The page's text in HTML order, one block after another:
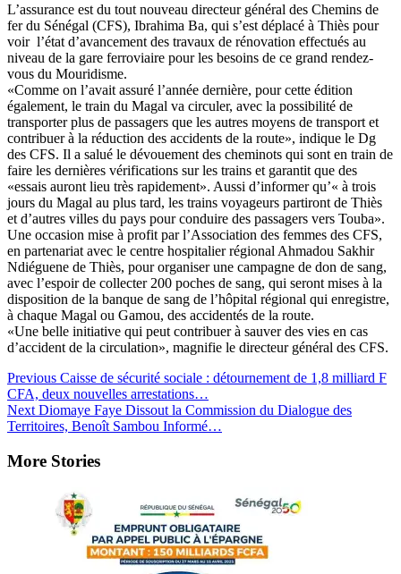
L’assurance est du tout nouveau directeur général des Chemins de
fer du Sénégal (CFS), Ibrahima Ba, qui s’est déplacé à Thiès pour
voir l’état d’avancement des travaux de rénovation effectués au
niveau de la gare ferroviaire pour les besoins de ce grand rendez-
vous du Mouridisme.
«Comme on l’avait assuré l’année dernière, pour cette édition
également, le train du Magal va circuler, avec la possibilité de
transporter plus de passagers que les autres moyens de transport et
contribuer à la réduction des accidents de la route», indique le Dg
des CFS. Il a salué le dévouement des cheminots qui sont en train de
faire les dernières vérifications sur les trains et garantit que des
«essais auront lieu très rapidement». Aussi d’informer qu’« à trois
jours du Magal au plus tard, les trains voyageurs partiront de Thiès
et d’autres villes du pays pour conduire des passagers vers Touba».
Une occasion mise à profit par l’Association des femmes des CFS,
en partenariat avec le centre hospitalier régional Ahmadou Sakhir
Ndiéguene de Thiès, pour organiser une campagne de don de sang,
avec l’espoir de collecter 200 poches de sang, qui seront mises à la
disposition de la banque de sang de l’hôpital régional qui enregistre,
à chaque Magal ou Gamou, des accidentés de la route.
«Une belle initiative qui peut contribuer à sauver des vies en cas
d’accident de la circulation», magnifie le directeur général des CFS.
Post
Navigation
Previous Caisse de sécurité sociale : détournement de 1,8 milliard F
CFA, deux nouvelles arrestations…
Next Diomaye Faye Dissout la Commission du Dialogue des
Territoires, Benoît Sambou Informé…
More Stories